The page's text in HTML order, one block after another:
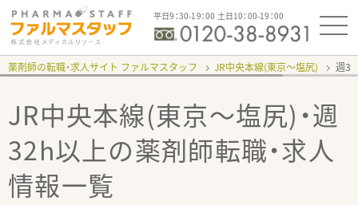
平日9：30-19：00 土日10：00-19：00
薬剤師の転職・求人サイト ファルマスタッフ JR中央本線(東京～塩尻) 週
JR中央本線(東京～塩尻)・週
32h以上の薬剤師転職・求人
情報一覧